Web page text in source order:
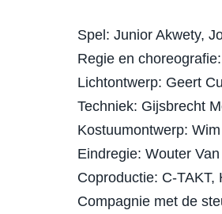
Spel: Junior Akwety,
Regie en
Lichtontwerp: Geert
Techniek: Gijsbrecht
Kostuumontwerp:
Eindregie: Wouter
Coproductie: C-
Compagnie met de